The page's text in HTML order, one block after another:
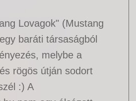
Lovagok" (Mustang
baráti társaságból
melybe a
rögös útján sodort
:) A